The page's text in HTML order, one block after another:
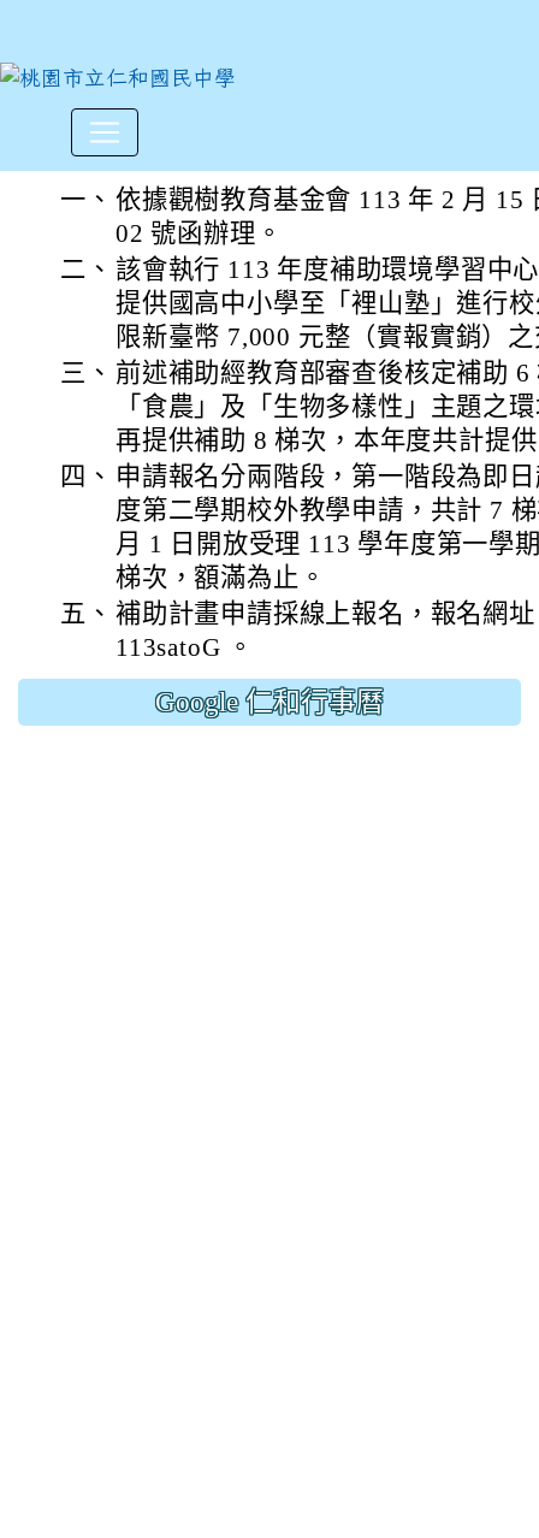
觀樹教育基金會「裡山塾 」
一、 依據觀樹教育基金會 113 年 2 月 15
02 號函辦理。
二、 該會執行 113 年度補助環境學習中
提供國高中小學至「裡山塾」進行
限新臺幣 7,000 元整（實報實銷）
三、 前述補助經教育部審查後核定補助
「食農」及「生物多樣性」主題之
再提供補助 8 梯次，本年度共計提
四、 申請報名分兩階段，第一階段為即
度第二學期校外教學申請，共計 7
月 1 日開放受理 113 學年度第一學
梯次，額滿為止。
五、 補助計畫申請採線上報名，報名網
113satoG 。
Google 仁和行事曆